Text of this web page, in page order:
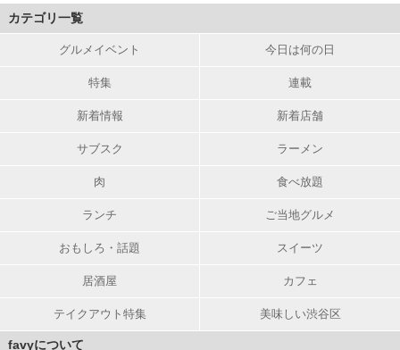
カテゴリ一覧
グルメイベント 今日は何の日
特集 連載
新着情報 新着店舗
サブスク ラーメン
肉 食べ放題
ランチ ご当地グルメ
おもしろ・話題 スイーツ
居酒屋 カフェ
テイクアウト特集 美味しい渋谷区
favyについて